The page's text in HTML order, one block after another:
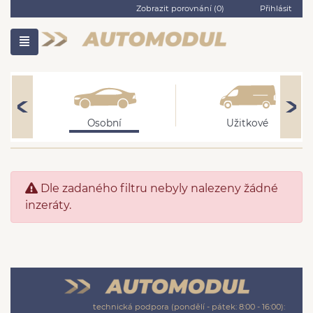
Zobrazit porovnání (0) Přihlásit
Osobní Užitkové
Dle zadaného filtru nebyly nalezeny žádné
inzeráty.
technická podpora (pondělí - pátek: 8:00 - 16:00):